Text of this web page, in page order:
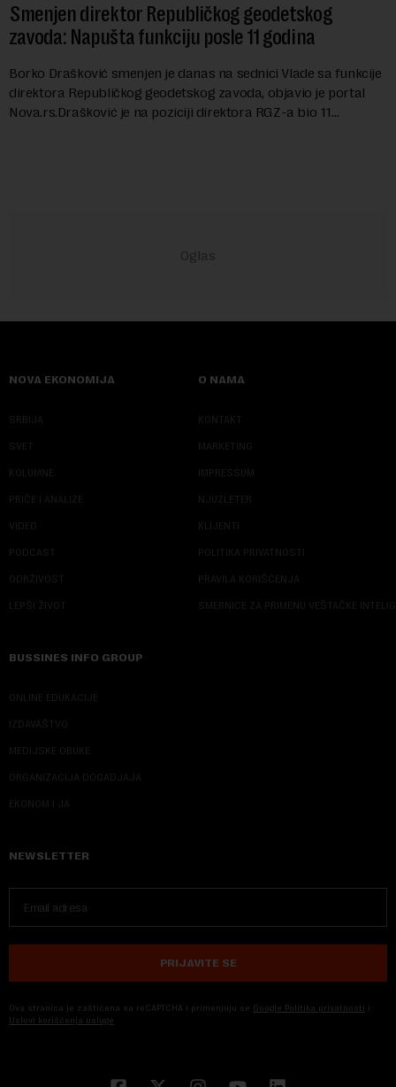
Smenjen direktor Republičkog geodetskog
zavoda: Napušta funkciju posle 11 godina
Borko Drašković smenjen je danas na sednici Vlade sa funkcije
direktora Republičkog geodetskog zavoda, objavio je portal
Nova.rs.Drašković je na poziciji direktora RGZ-a bio 11
NOVA EKONOMIJA
SRBIJA
SVET
KOLUMNE
PRIČE I ANALIZE
VIDEO
PODCAST
ODRŽIVOST
LEPŠI ŽIVOT
O NAMA
KONTAKT
MARKETING
IMPRESSUM
NJUZLETER
KLIJENTI
POLITIKA PRIVATNOSTI
PRAVILA KORIŠĆENJA
SMERNICE ZA PRIMENU VEŠTAČKE
BUSSINES INFO GROUP
ONLINE EDUKACIJE
IZDAVAŠTVO
MEDIJSKE OBUKE
ORGANIZACIJA DOGADJAJA
EKONOM I JA
NEWSLETTER
PRIJAVITE SE
Ova stranica je zaštićena sa reCAPTCHA i primenjuju se Google Politika privatnosti i
Uslovi korišćenja usluge